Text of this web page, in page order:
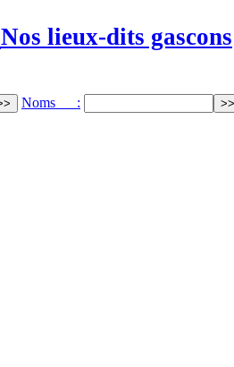
Nos lieux-dits gascons
Noms :